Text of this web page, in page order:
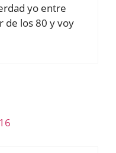
yo entre
de los 80 y voy